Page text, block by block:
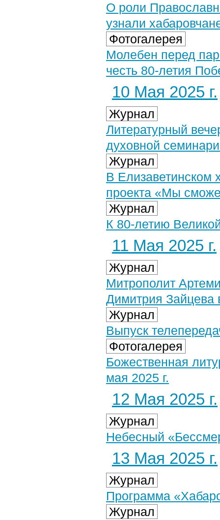
О роли
узнали
Фотогалерея
Молебен перед
честь 80-летия
10 Мая 2025 г.
Журнал
Литературный
духовной
Журнал
В Елизаветинском
проекта «Мы
Журнал
К 80-летию
11 Мая 2025 г.
Журнал
Митрополит
Димитрия Зайцева
Журнал
Выпуск
Фотогалерея
Божественная
мая 2025 г.
12 Мая 2025 г.
Журнал
Небесный
13 Мая 2025 г.
Журнал
Программа
Журнал